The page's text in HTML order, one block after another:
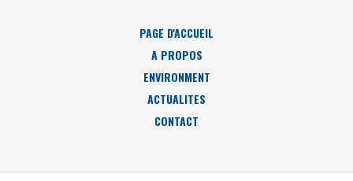
PAGE D'ACCUEIL
A PROPOS
ENVIRONMENT
ACTUALITES
CONTACT